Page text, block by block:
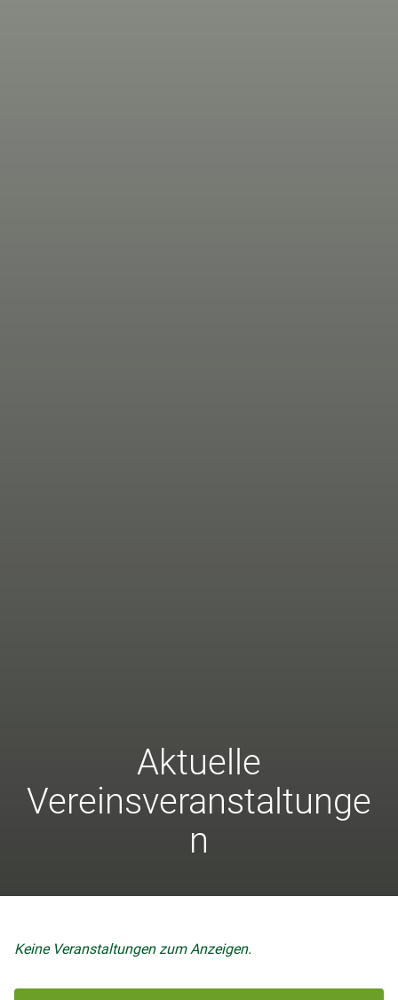
Aktuelle
Vereinsveranstaltunge
n
Keine Veranstaltungen zum Anzeigen.